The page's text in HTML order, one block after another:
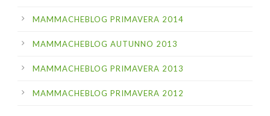
MAMMACHEBLOG PRIMAVERA 2014
MAMMACHEBLOG AUTUNNO 2013
MAMMACHEBLOG PRIMAVERA 2013
MAMMACHEBLOG PRIMAVERA 2012